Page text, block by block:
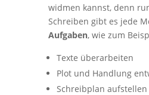
widmen kannst, denn
Schreiben gibt es jede
Aufgaben, wie zum
Texte überarbeiten
Plot und Handlung
Schreibplan aufstellen